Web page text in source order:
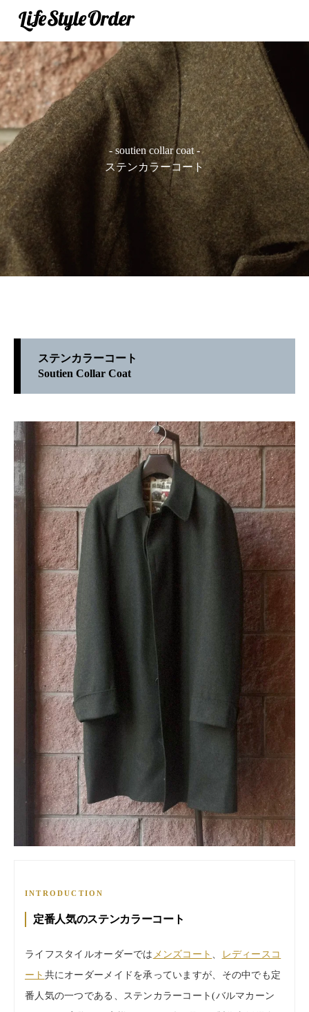
- soutien collar coat -
ステンカラーコート
ステンカラーコート
Soutien Collar Coat
INTRODUCTION
定番人気のステンカラーコート
ライフスタイルオーダーでは メンズコート 、
レディースコ
ート 共にオーダーメイドを承っていますが、その中でも定
番人気の一つである、ステンカラーコート(バルマカーン